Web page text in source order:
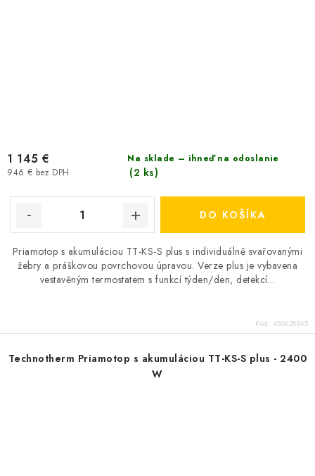
Na sklade – ihneď na odoslanie
(2 ks)
946 € bez DPH
1 145 €
DO KOŠÍKA
Priamotop s akumuláciou TT-KS-S plus s individuálně svařovanými
žebry a práškovou povrchovou úpravou. Verze plus je vybavena
vestavěným termostatem s funkcí týden/den, detekcí...
Kód: 450628945
Technotherm Priamotop s akumuláciou TT-KS-S plus - 2400
W